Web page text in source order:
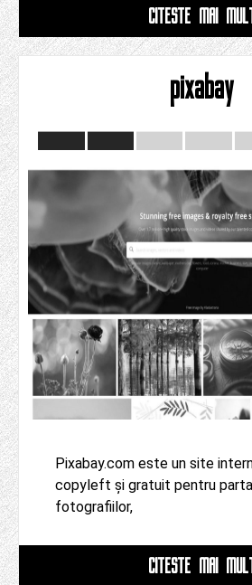
CITESTE MAI
pixabay
Pixabay.com este un site
copyleft și gratuit pentru
fotografiilor,
CITESTE MAI